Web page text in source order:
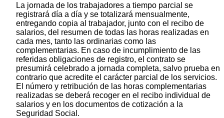
La jornada de los trabajadores a tiempo parcial se
registrará día a día y se totalizará mensualmente,
entregando copia al trabajador, junto con el recibo de
salarios, del resumen de todas las horas realizadas en
cada mes, tanto las ordinarias como las
complementarias. En caso de incumplimiento de las
referidas obligaciones de registro, el contrato se
presumirá celebrado a jornada completa, salvo prueba en
contrario que acredite el carácter parcial de los servicios.
El número y retribución de las horas complementarias
realizadas se deberá recoger en el recibo individual de
salarios y en los documentos de cotización a la
Seguridad Social.